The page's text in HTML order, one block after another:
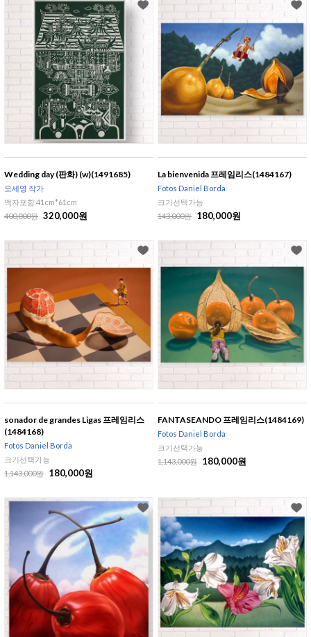
Wedding day (판화) (w)(1491685)
오세영 작가
액자포함 41cm*61cm
400,000원 320,000원
La bienvenida 프레임리스(1484167)
Fotos Daniel Borda
크기선택가능
143,000원
180,000원
sonador de grandes Ligas 프레임리스
(1484168)
Fotos Daniel Borda
크기선택가능
1,143,000원
180,000원
FANTASEANDO 프레임리스(1484169)
Fotos Daniel Borda
크기선택가능
1,143,000원
180,000원